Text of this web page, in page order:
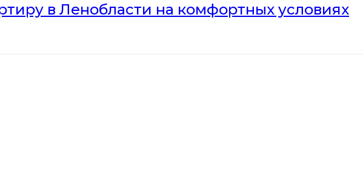
в Ленобласти на комфортных условиях